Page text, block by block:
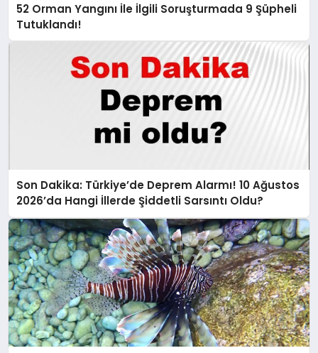
52 Orman Yangını İle İlgili Soruşturmada 9 Şüpheli
Tutuklandı!
Son Dakika: Türkiye’de Deprem Alarmı! 10 Ağustos
2026’da Hangi İllerde Şiddetli Sarsıntı Oldu?